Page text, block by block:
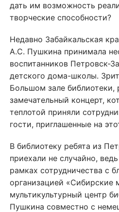
дать им возможность
творческие способности?
Недавно Забайкальская
А.С. Пушкина принимала
воспитанников Петровск-
детского дома-школы.
Большом зале библиотеки,
замечательный концерт,
теплотой приняли
гости, приглашенные на
В библиотеку ребята из
приехали не случайно,
рамках сотрудничества с
организацией «Сибирские
мультикультурный центр
Пушкина совместно с